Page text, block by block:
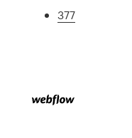
377